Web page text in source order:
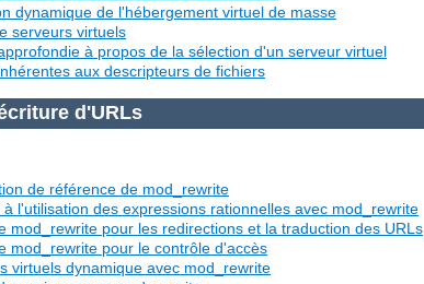
dynamique de l'hébergement virtuel de masse
serveurs virtuels
à propos de la sélection d'un serveur virtuel
aux descripteurs de fichiers
d'URLs
de référence de mod_rewrite
à l'utilisation des expressions rationnelles avec mod_rewrite
mod_rewrite pour les redirections et la traduction des URLs
mod_rewrite pour le contrôle d'accès
virtuels dynamique avec mod_rewrite